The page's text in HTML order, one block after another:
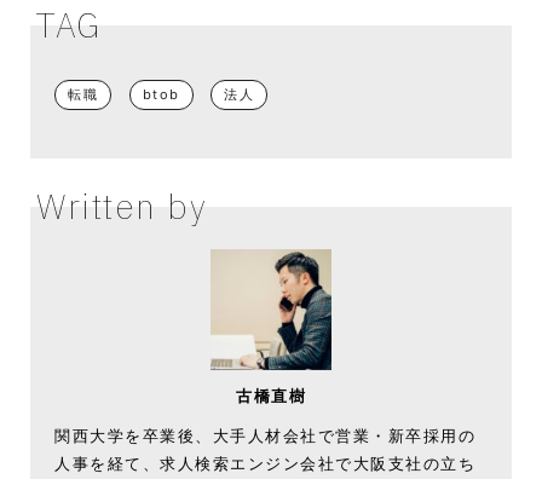
TAG
転職 btob 法人
Written by
古橋直樹
関西大学を卒業後、大手人材会社で営業・新卒採用の
人事を経て、求人検索エンジン会社で大阪支社の立ち